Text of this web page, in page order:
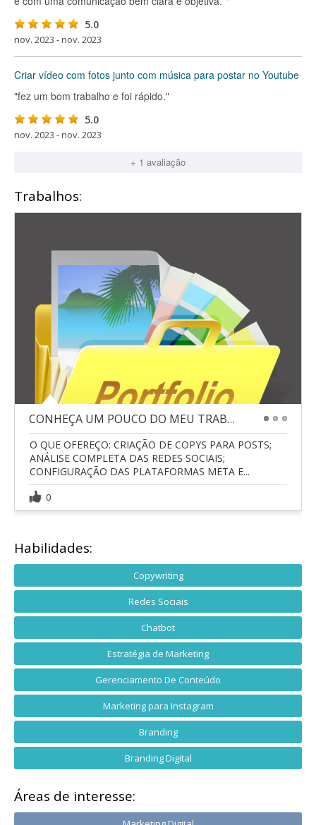
5.0
nov. 2023 - nov. 2023
Criar vídeo com fotos junto com música para postar no Youtube
"fez um bom trabalho e foi rápido."
5.0
nov. 2023 - nov. 2023
+ 1 avaliação
Trabalhos:
CONHEÇA UM POUCO DO MEU TRABALHO...
O QUE OFEREÇO: CRIAÇÃO DE COPYS PARA POSTS;
ANÁLISE COMPLETA DAS REDES SOCIAIS;
CONFIGURAÇÃO DAS PLATAFORMAS META E...
0
Habilidades:
Copywriting
Redes Sociais
Chatbot
Estratégia de Marketing
Gerenciamento De Conteúdo
Marketing para Instagram
Branding
Branding Digital
Áreas de interesse: